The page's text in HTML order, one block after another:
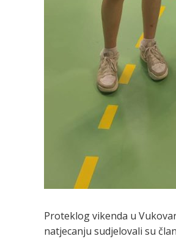
Proteklog vikenda u
natjecanju sudjelovali su